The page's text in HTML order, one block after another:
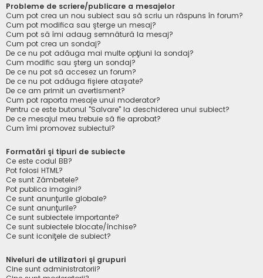
Probleme de scriere/publicare a mesajelor
Cum pot crea un nou subiect sau să scriu un răspuns în forum?
Cum pot modifica sau şterge un mesaj?
Cum pot să îmi adaug semnătură la mesaj?
Cum pot crea un sondaj?
De ce nu pot adăuga mai multe opţiuni la sondaj?
Cum modific sau şterg un sondaj?
De ce nu pot să accesez un forum?
De ce nu pot adăuga fişiere ataşate?
De ce am primit un avertisment?
Cum pot raporta mesaje unui moderator?
Pentru ce este butonul "Salvare" la deschiderea unui subiect?
De ce mesajul meu trebuie să fie aprobat?
Cum îmi promovez subiectul?
Formatări şi tipuri de subiecte
Ce este codul BB?
Pot folosi HTML?
Ce sunt Zâmbetele?
Pot publica imagini?
Ce sunt anunţurile globale?
Ce sunt anunţurile?
Ce sunt subiectele importante?
Ce sunt subiectele blocate/închise?
Ce sunt iconiţele de subiect?
Niveluri de utilizatori şi grupuri
Cine sunt administratorii?